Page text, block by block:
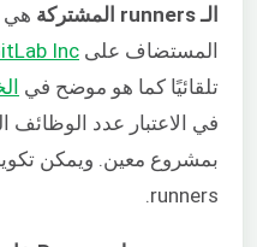
الـ runners المشتركة
المستضاف على Inc
تلقائيًا كما هو موضح في
runners.